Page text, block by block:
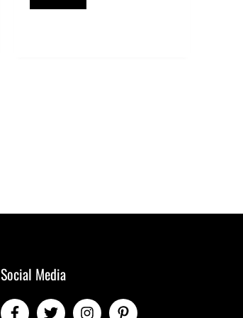
Social Media